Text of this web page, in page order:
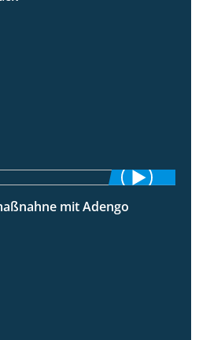
1:26
mit Adengo